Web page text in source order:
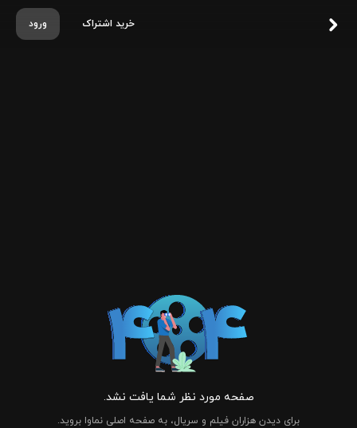
ورود خرید اشتراک
صفحه مورد نظر شما یافت نشد.
برای دیدن هزاران فیلم و سریال، به صفحه اصلی نماوا بروید.